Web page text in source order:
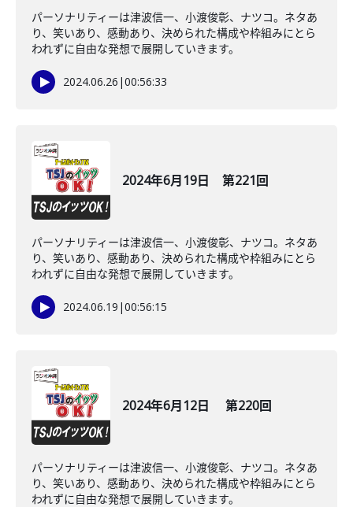
パーソナリティーは津波信一、小渡俊彰、ナツコ。ネタあ
り、笑いあり、感動あり、決められた構成や枠組みにとら
われずに自由な発想で展開していきます。
2024.06.26 |00:56:33
2024年6月19日 第221回
パーソナリティーは津波信一、小渡俊彰、ナツコ。ネタあ
り、笑いあり、感動あり、決められた構成や枠組みにとら
われずに自由な発想で展開していきます。
2024.06.19 |00:56:15
2024年6月12日 第220回
パーソナリティーは津波信一、小渡俊彰、ナツコ。ネタあ
り、笑いあり、感動あり、決められた構成や枠組みにとら
われずに自由な発想で展開していきます。